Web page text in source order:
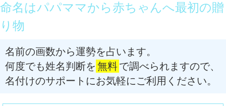
命名はパパママから赤ちゃんへ最初の贈
り物
名前の画数から運勢を占います。
何度でも姓名判断を 無料で調べられますので、
名付けのサポートにお気軽にご利用ください。